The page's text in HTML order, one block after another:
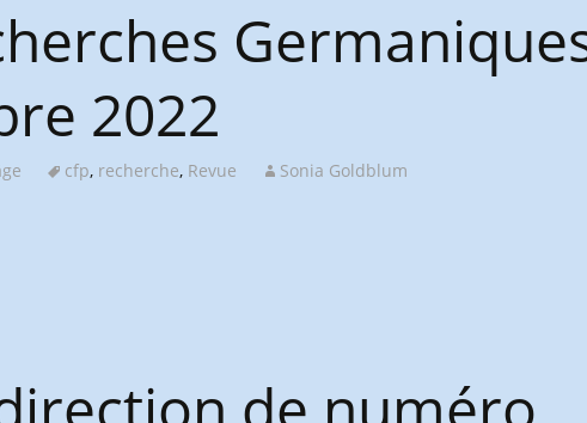
2022
cfp, recherche, Revue Sonia Goldblum